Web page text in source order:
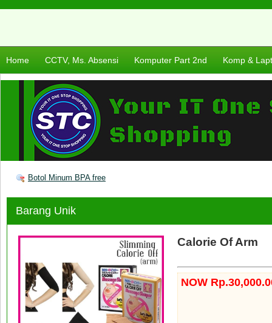
Home CCTV, Ms. Absensi Komputer Part 2nd Komp &
Botol Minum BPA free
Barang Unik
Calorie Of Arm
NOW